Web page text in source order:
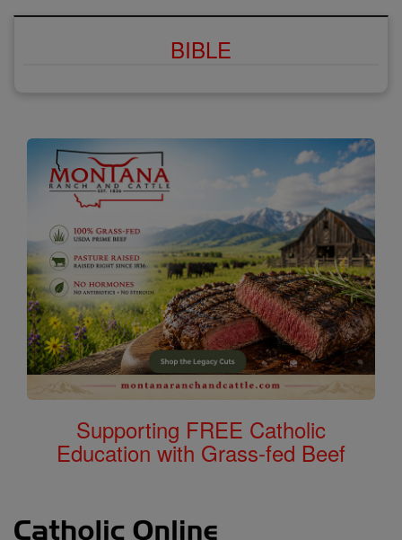
BIBLE
Supporting FREE Catholic
Education with Grass-fed Beef